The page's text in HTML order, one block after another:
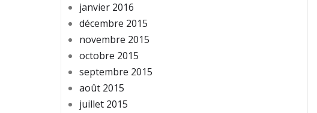
janvier 2016
décembre 2015
novembre 2015
octobre 2015
septembre 2015
août 2015
juillet 2015